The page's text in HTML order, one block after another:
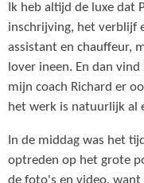
Ik heb altijd de luxe dat
inschrijving, het verblijf
assistant en chauffeur,
lover ineen. En dan
mijn coach Richard er
het werk is natuurlijk al
In de middag was het
optreden op het grote
de foto's en video, want